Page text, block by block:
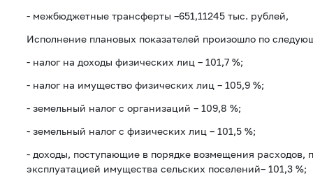
- межбюджетные трансферты –651,11245 тыс. рублей,
Исполнение плановых показателей произошло по
- налог на доходы физических лиц – 101,7 %;
- налог на имущество физических лиц – 105,9 %;
- земельный налог с организаций – 109,8 %;
- земельный налог с физических лиц – 101,5 %;
- доходы, поступающие в порядке возмещения расходов,
эксплуатацией имущества сельских поселений– 101,3 %;